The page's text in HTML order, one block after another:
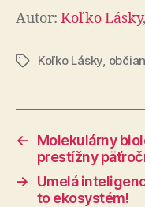
Autor: Koľko Lásky
ZnačkyKoľko Lásky
←
Molekulárny
prestížny
→
Umelá
to ekosystém!